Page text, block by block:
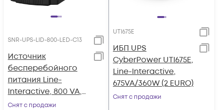
SNR-UPS-LID-800-LED-С13
Источник
бесперебойного
питания Line-
Interactive, 800 VA,
LED (выходные
Снят с продажи
UTI675E
ИБП UPS
CyberPower UTI675E,
Line-Interactive,
675VA/360W (2 EURO)
Снят с продажи